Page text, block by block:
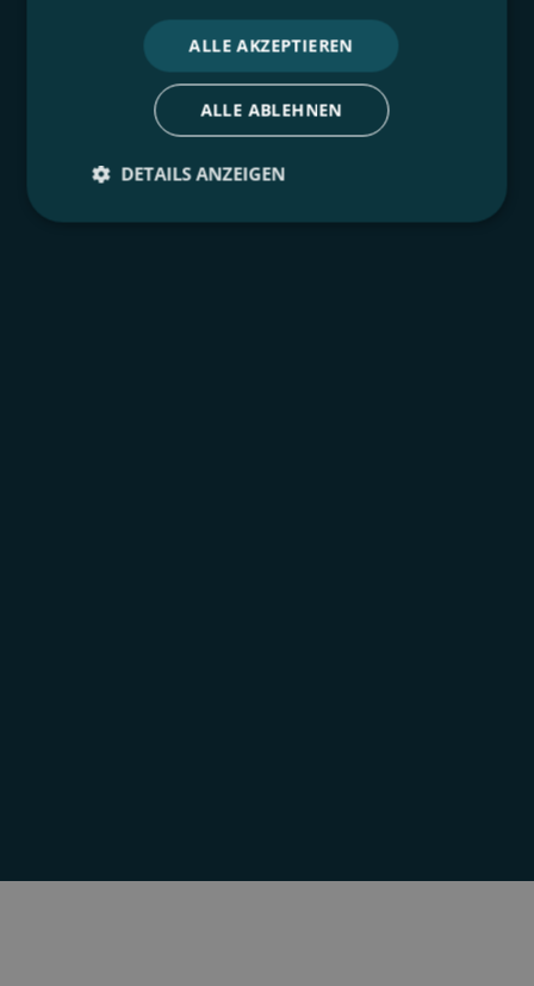
ALLE AKZEPTIEREN
ALLE ABLEHNEN
DETAILS ANZEIGEN